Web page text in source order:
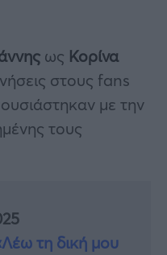
ως Κορίνα
στους fans
με την
τους
τη δική μου